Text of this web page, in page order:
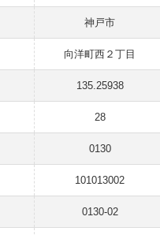
神戸市
向洋町西２丁目
135.25938
28
0130
101013002
0130-02